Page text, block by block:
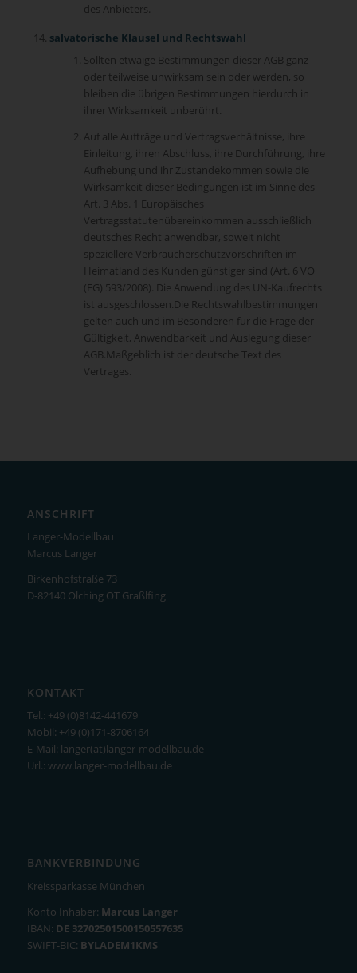
des Anbieters.
salvatorische Klausel und Rechtswahl
Sollten etwaige Bestimmungen dieser AGB ganz
oder teilweise unwirksam sein oder werden, so
bleiben die übrigen Bestimmungen hierdurch in
ihrer Wirksamkeit unberührt.
Auf alle Aufträge und Vertragsverhältnisse, ihre
Einleitung, ihren Abschluss, ihre Durchführung, ihre
Aufhebung und ihr Zustandekommen sowie die
Wirksamkeit dieser Bedingungen ist im Sinne des
Art. 3 Abs. 1 Europäisches
Vertragsstatutenübereinkommen ausschließlich
deutsches Recht anwendbar, soweit nicht
speziellere Verbraucherschutzvorschriften im
Heimatland des Kunden günstiger sind (Art. 6 VO
(EG) 593/2008). Die Anwendung des UN-Kaufrechts
ist ausgeschlossen.Die Rechtswahlbestimmungen
gelten auch und im Besonderen für die Frage der
Gültigkeit, Anwendbarkeit und Auslegung dieser
AGB.Maßgeblich ist der deutsche Text des
Vertrages.
ANSCHRIFT
Langer-Modellbau
Marcus Langer
Birkenhofstraße 73
D-82140 Olching OT Graßlfing
KONTAKT
Tel.: +49 (0)8142-441679
Mobil: +49 (0)171-8706164
E-Mail: langer(at)langer-modellbau.de
Url.: www.langer-modellbau.de
BANKVERBINDUNG
Kreissparkasse München
Konto Inhaber: Marcus Langer
IBAN: DE 32702501500150557635
SWIFT-BIC: BYLADEM1KMS